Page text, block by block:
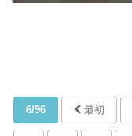
6/96 最初